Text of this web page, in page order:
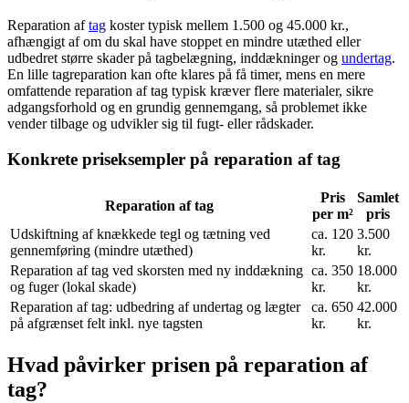
Reparation aftag koster typisk mellem 1.500 og 45.000 kr.,
afhængigt af om du skal have stoppet en mindre utæthed eller
udbedret større skader på tagbelægning, inddækninger og undertag.
En lille tagreparation kan ofte klares på få timer, mens en mere
omfattende reparation af tag typisk kræver flere materialer, sikre
adgangsforhold og en grundig gennemgang, så problemet ikke
vender tilbage og udvikler sig til fugt- eller rådskader.
Konkrete priseksempler på reparation af tag
Reparation af tag
Pris
per m²
Samlet
pris
Udskiftning af knækkede tegl og tætning ved
gennemføring (mindre utæthed)
ca. 120
kr.
3.500
kr.
Reparation af tag ved skorsten med ny inddækning
og fuger (lokal skade)
ca. 350
kr.
18.000
kr.
Reparation af tag: udbedring af undertag og lægter
på afgrænset felt inkl. nye tagsten
ca. 650
kr.
42.000
kr.
Hvad påvirker prisen på reparation af
tag?